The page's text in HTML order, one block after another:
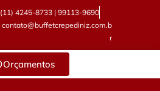
(11) 4245-8733 | 99113-9690
contato@buffetcrepediniz.com.b
r
Orçamentos